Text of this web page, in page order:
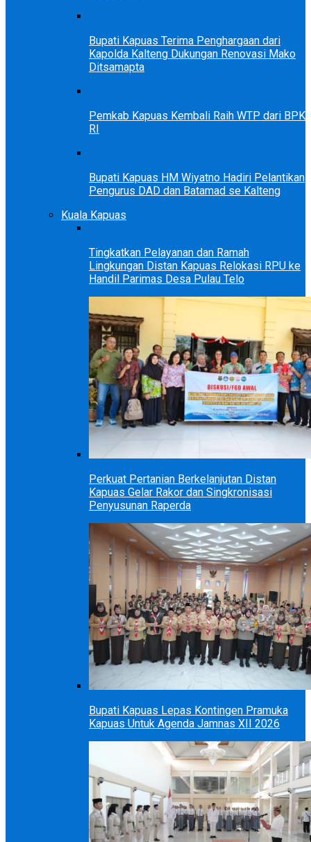
Bupati Kapuas Terima Penghargaan dari
Kapolda Kalteng Dukungan Renovasi Mako
Ditsamapta
Pemkab Kapuas Kembali Raih WTP dari BPK
RI
Bupati Kapuas HM Wiyatno Hadiri Pelantikan
Pengurus DAD dan Batamad se Kalteng
Kuala Kapuas
Tingkatkan Pelayanan dan Ramah
Lingkungan Distan Kapuas Relokasi RPU ke
Handil Parimas Desa Pulau Telo
Perkuat Pertanian Berkelanjutan Distan
Kapuas Gelar Rakor dan Singkronisasi
Penyusunan Raperda
Bupati Kapuas Lepas Kontingen Pramuka
Kapuas Untuk Agenda Jamnas XII 2026